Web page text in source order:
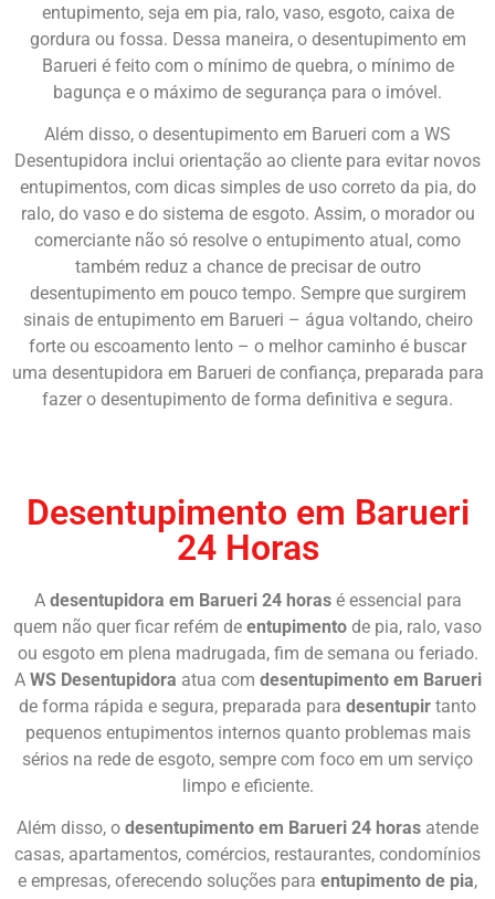
entupimento, seja em pia, ralo, vaso, esgoto, caixa de
gordura ou fossa. Dessa maneira, o desentupimento em
Barueri é feito com o mínimo de quebra, o mínimo de
bagunça e o máximo de segurança para o imóvel.
Além disso, o desentupimento em Barueri com a WS
Desentupidora inclui orientação ao cliente para evitar novos
entupimentos, com dicas simples de uso correto da pia, do
ralo, do vaso e do sistema de esgoto. Assim, o morador ou
comerciante não só resolve o entupimento atual, como
também reduz a chance de precisar de outro
desentupimento em pouco tempo. Sempre que surgirem
sinais de entupimento em Barueri – água voltando, cheiro
forte ou escoamento lento – o melhor caminho é buscar
uma desentupidora em Barueri de confiança, preparada para
fazer o desentupimento de forma definitiva e segura.
Desentupimento em Barueri
24 Horas
A desentupidora em Barueri 24 horasé essencial para
quem não quer ficar refém de entupimento de pia, ralo, vaso
ou esgoto em plena madrugada, fim de semana ou feriado.
A WS Desentupidora atua com desentupimento em Barueri
de forma rápida e segura, preparada para desentupir tanto
pequenos entupimentos internos quanto problemas mais
sérios na rede de esgoto, sempre com foco em um serviço
limpo e eficiente.
Além disso, o desentupimento em Barueri 24 horas atende
casas, apartamentos, comércios, restaurantes, condomínios
e empresas, oferecendo soluções para entupimento de pia,